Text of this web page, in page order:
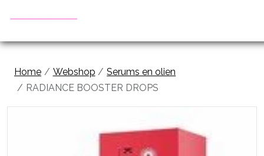
Home Webshop
Serums en olien
RADIANCE BOOSTER DROPS